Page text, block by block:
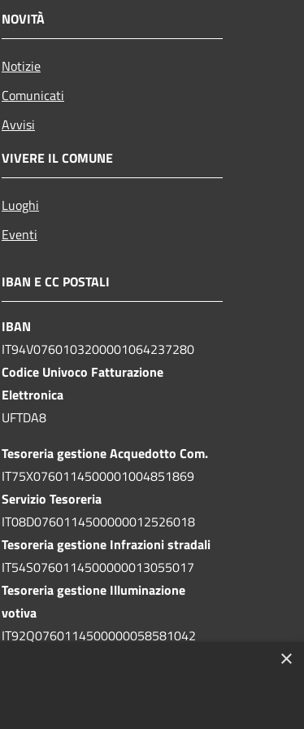
NOVITÀ
Notizie
Comunicati
Avvisi
VIVERE IL COMUNE
Luoghi
Eventi
IBAN E CC POSTALI
IBAN
IT94V0760103200001064237280
Codice Univoco Fatturazione
Elettronica
UFTDA8
Tesoreria gestione Acquedotto Com.
IT75X0760114500001004851869
Servizio Tesoreria
IT08D0760114500000012526018
Tesoreria gestione Infrazioni stradali
IT54S0760114500000013055017
Tesoreria gestione Illuminazione
votiva
IT92Q0760114500000058581042
×